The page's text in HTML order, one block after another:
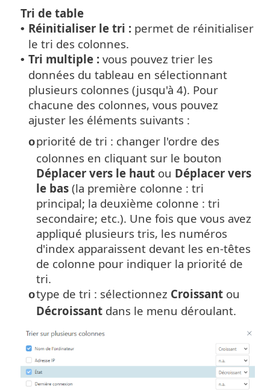
Tri de table
• Réinitialiser le tri : permet de réinitialiser
le tri des colonnes.
• Tri multiple : vous pouvez trier les
données du tableau en sélectionnant
plusieurs colonnes (jusqu'à 4). Pour
chacune des colonnes, vous pouvez
ajuster les éléments suivants :
opriorité de tri : changer l'ordre des
colonnes en cliquant sur le bouton
Déplacer vers le haut ou Déplacer vers
le bas (la première colonne : tri
principal; la deuxième colonne : tri
secondaire; etc.). Une fois que vous avez
appliqué plusieurs tris, les numéros
d'index apparaissent devant les en-têtes
de colonne pour indiquer la priorité de
tri.
otype de tri : sélectionnez Croissant ou
Décroissant dans le menu déroulant.